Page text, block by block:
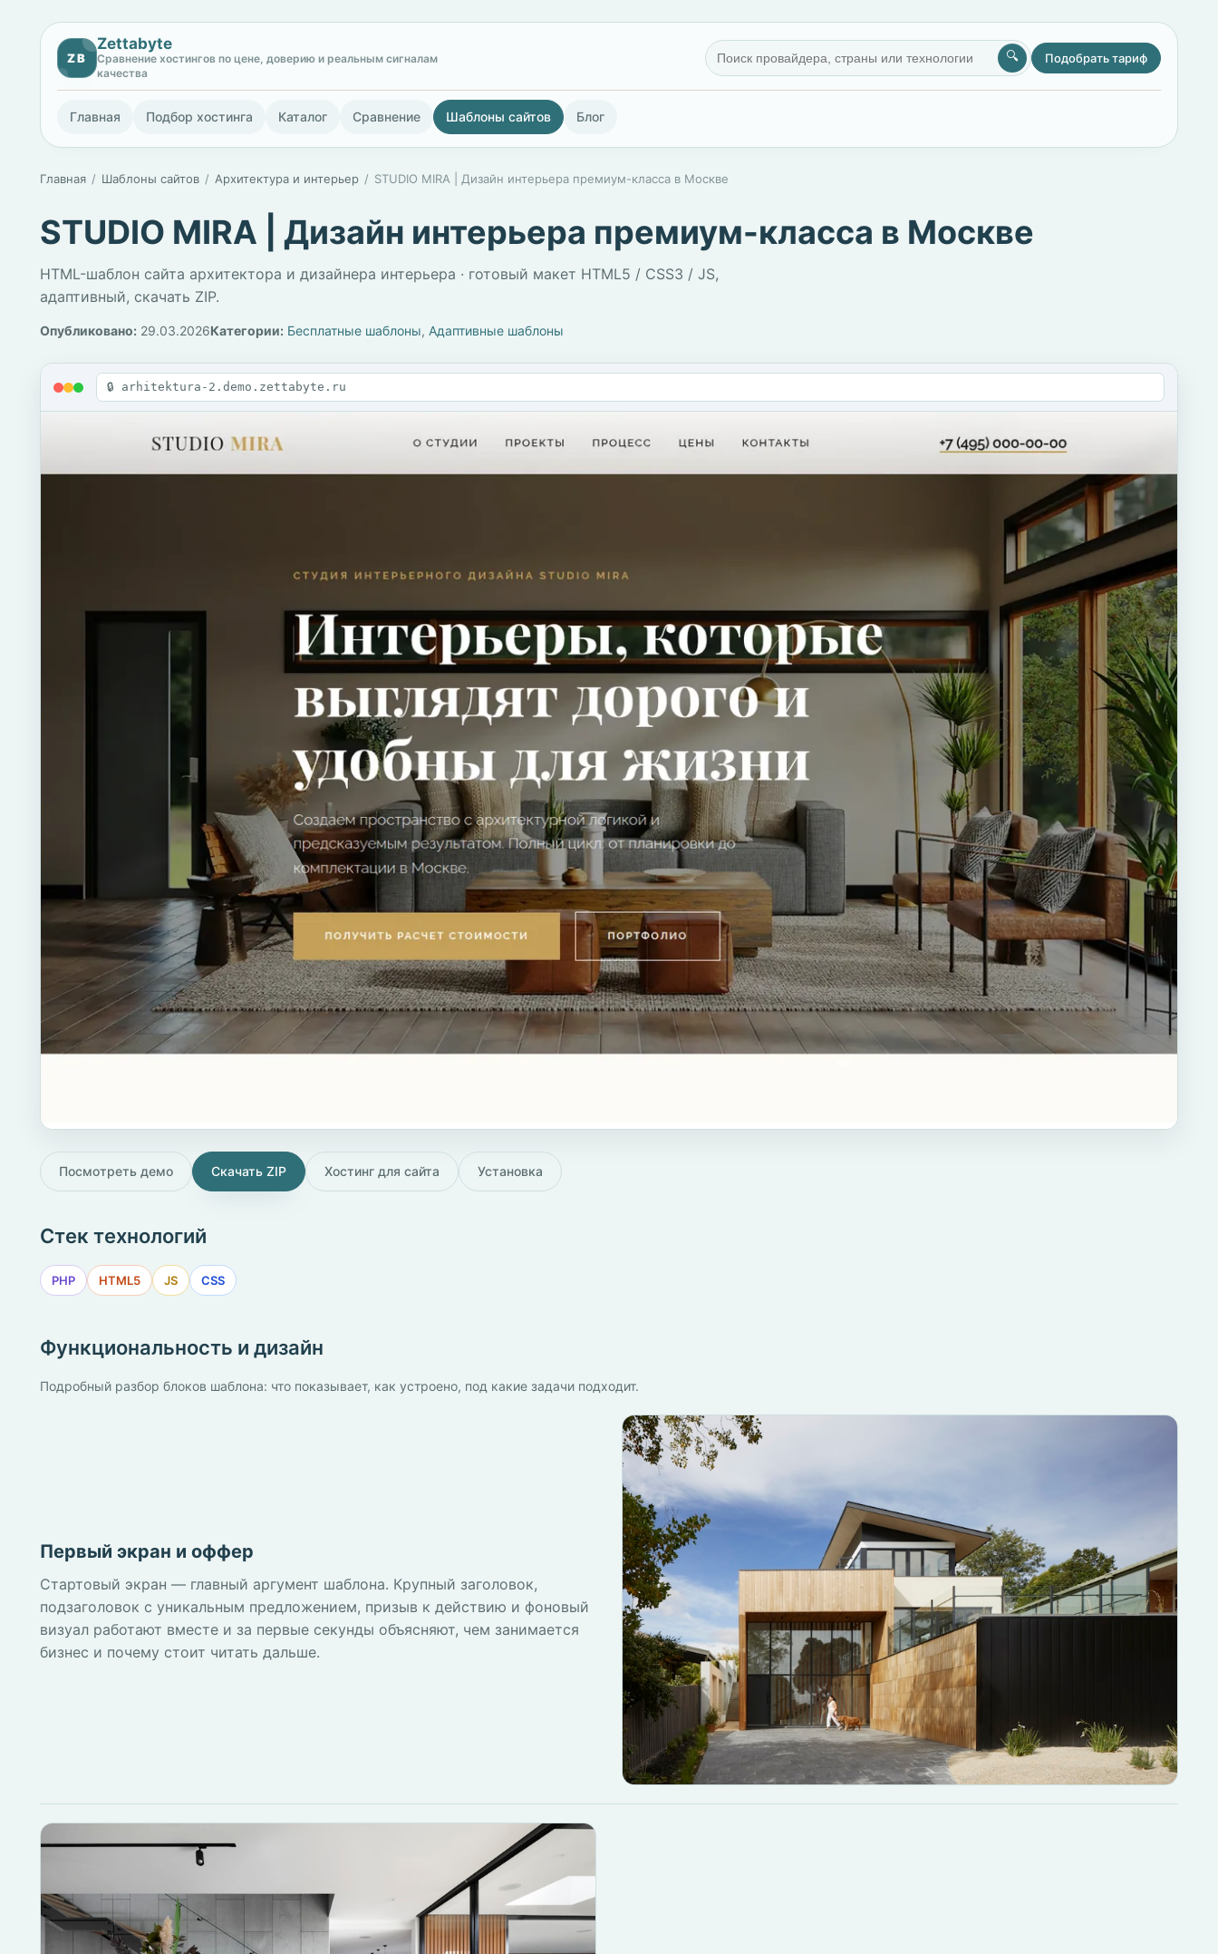
ZB
Zettabyte
Сравнение хостингов по цене, доверию и реальным сигналам
качества
🔍 Подобрать тариф
Главная Подбор хостинга Каталог Сравнение Шаблоны сайтов Блог
Главная Шаблоны сайтов Архитектура и интерьер STUDIO MIRA | Дизайн интерьера премиум-класса в Москве
STUDIO MIRA | Дизайн интерьера премиум-класса в Москве
HTML-шаблон сайта архитектора и дизайнера интерьера · готовый макет HTML5 / CSS3 / JS,
адаптивный, скачать ZIP.
Опубликовано: 29.03.2026Категории: Бесплатные шаблоны, Адаптивные шаблоны
🔒 arhitektura-2.demo.zettabyte.ru
Посмотреть демо Скачать ZIP Хостинг для сайта Установка
Стек технологий
PHP HTML5 JS CSS
Функциональность и дизайн
Подробный разбор блоков шаблона: что показывает, как устроено, под какие задачи подходит.
Первый экран и оффер
Стартовый экран — главный аргумент шаблона. Крупный заголовок,
подзаголовок с уникальным предложением, призыв к действию и фоновый
визуал работают вместе и за первые секунды объясняют, чем занимается
бизнес и почему стоит читать дальше.